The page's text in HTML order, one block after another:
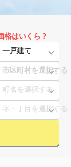
格はいくら？